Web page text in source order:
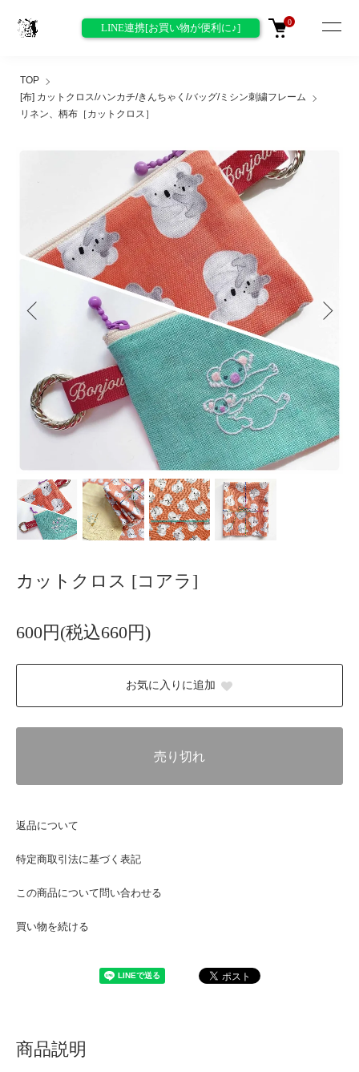
LINE連携[お買い物が便利に♪] 0
TOP
[布] カットクロス/ハンカチ/きんちゃく/バッグ/ミシン刺繍フレーム
リネン、柄布［カットクロス］
カットクロス [コアラ]
600円(税込660円)
お気に入りに追加
売り切れ
返品について
特定商取引法に基づく表記
この商品について問い合わせる
買い物を続ける
商品説明